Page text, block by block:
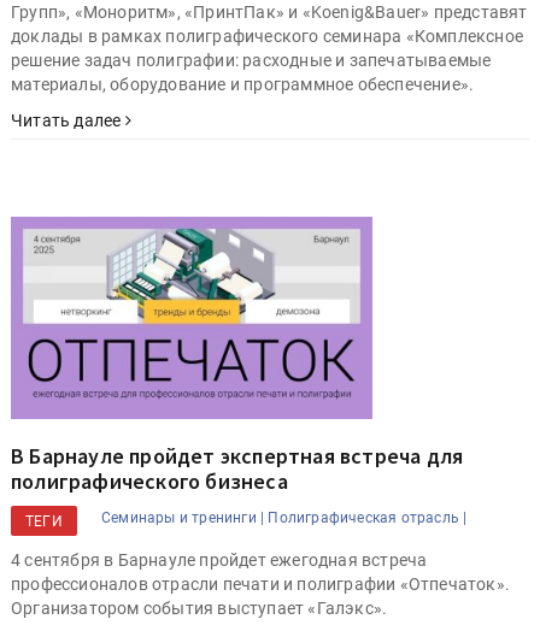
Групп», «Моноритм», «ПринтПак» и «Koenig&Bauer» представят
доклады в рамках полиграфического семинара «Комплексное
решение задач полиграфии: расходные и запечатываемые
материалы, оборудование и программное обеспечение».
Читать далее
В Барнауле пройдет экспертная встреча для
полиграфического бизнеса
ТЕГИ Семинары и тренинги | Полиграфическая отрасль |
4 сентября в Барнауле пройдет ежегодная встреча
профессионалов отрасли печати и полиграфии «Отпечаток».
Организатором события выступает «Галэкс».